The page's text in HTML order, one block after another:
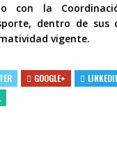
con la
dentro de sus
vigente.
GOOGLE+